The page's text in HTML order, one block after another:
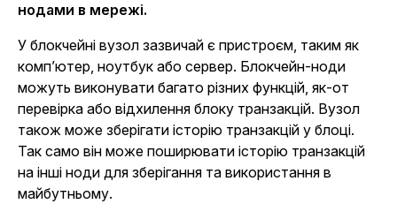
нодами в мережі.
У блокчейні вузол зазвичай є пристроєм, таким як
комп’ютер, ноутбук або сервер. Блокчейн-ноди
можуть виконувати багато різних функцій, як-от
перевірка або відхилення блоку транзакцій. Вузол
також може зберігати історію транзакцій у блоці.
Так само він може поширювати історію транзакцій
на інші ноди для зберігання та використання в
майбутньому.